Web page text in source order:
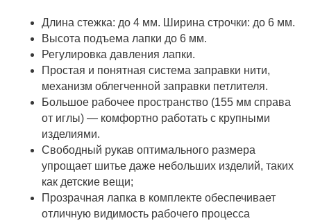
Длина стежка: до 4 мм. Ширина строчки: до 6 мм.
Высота подъема лапки до 6 мм.
Регулировка давления лапки.
Простая и понятная система заправки нити,
механизм облегченной заправки петлителя.
Большое рабочее пространство (155 мм справа
от иглы) — комфортно работать с крупными
изделиями.
Свободный рукав оптимального размера
упрощает шитье даже небольших изделий, таких
как детские вещи;
Прозрачная лапка в комплекте обеспечивает
отличную видимость рабочего процесса